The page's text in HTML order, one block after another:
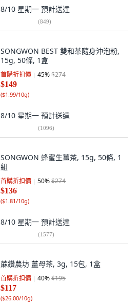
8/10 星期一 預計送達
(849)
SONGWON BEST 雙和茶隨身沖泡粉,
15g, 50條, 1盒
首購折扣價 45%$274
$149
($1.99/10g)
8/10 星期一 預計送達
(1096)
SONGWON 蜂蜜生薑茶, 15g, 50條, 1
組
首購折扣價 50%$274
$136
($1.81/10g)
8/10 星期一 預計送達
(1577)
蔴鑽農坊 薑母茶, 3g, 15包, 1盒
首購折扣價 40%$195
$117
($26.00/10g)